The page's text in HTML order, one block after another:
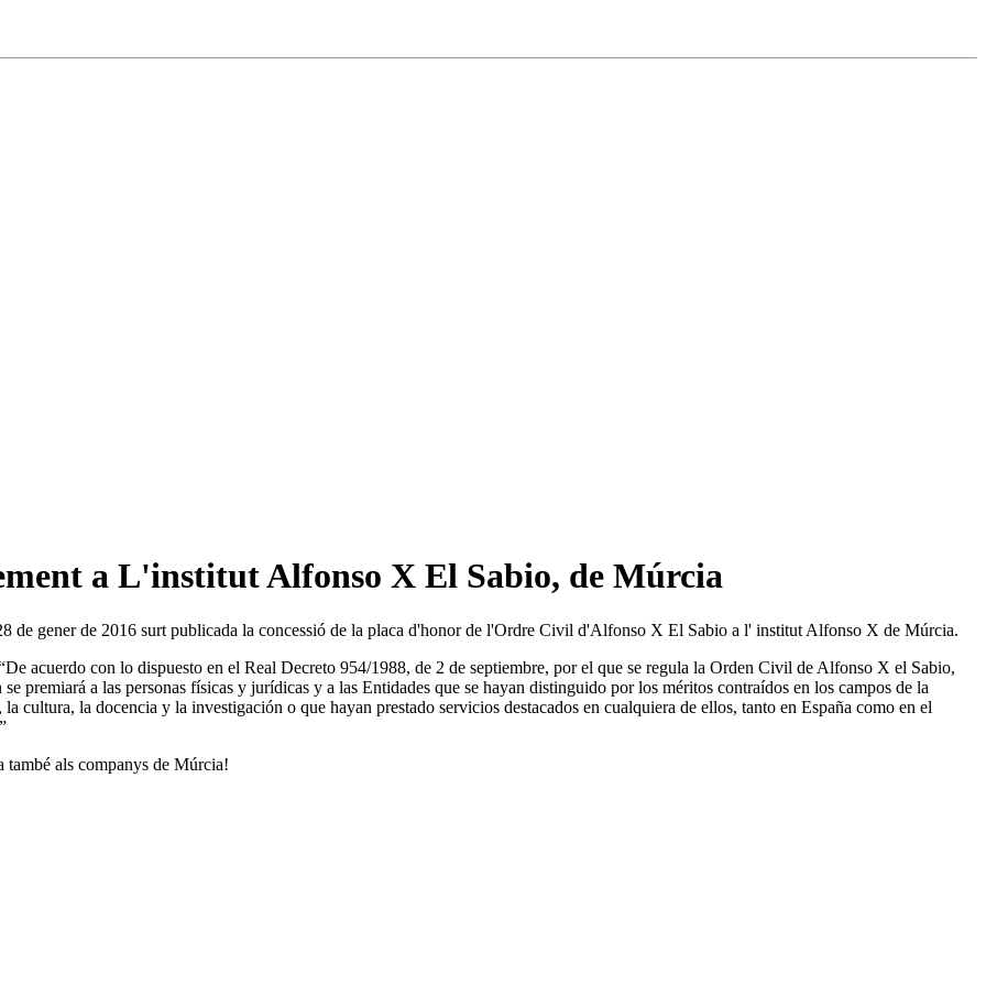
a L'institut Alfonso X El Sabio, de Múrcia
de gener de 2016 surt publicada la concessió de la placa d'honor de l'Ordre Civil d'Alfonso X El Sabio a l' institut Alfonso X de Múrcia.
acuerdo con lo dispuesto en el Real Decreto 954/1988, de 2 de septiembre, por el que se regula la Orden Civil de Alfonso X el Sabio,
premiará a las personas físicas y jurídicas y a las Entidades que se hayan distinguido por los méritos contraídos en los campos de la
cultura, la docencia y la investigación o que hayan prestado servicios destacados en cualquiera de ellos, tanto en España como en el
també als companys de Múrcia!